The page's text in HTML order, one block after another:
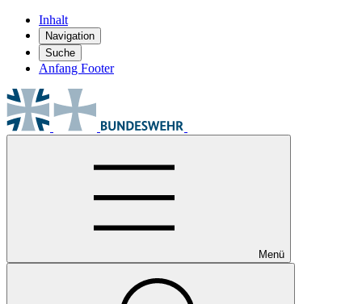
Inhalt
Navigation
Suche
Anfang Footer
Menü